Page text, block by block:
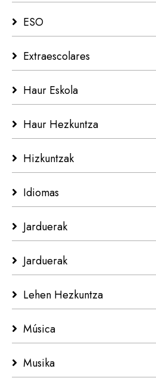
ESO
Extraescolares
Haur Eskola
Haur Hezkuntza
Hizkuntzak
Idiomas
Jarduerak
Jarduerak
Lehen Hezkuntza
Música
Musika